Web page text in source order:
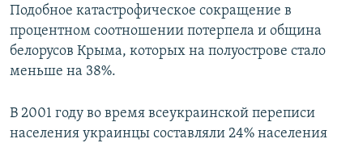
Подобное катастрофическое сокращение в
процентном соотношении потерпела и община
белорусов Крыма, которых на полуострове стало
меньше на 38%.
В 2001 году во время всеукраинской переписи
населения украинцы составляли 24% населения